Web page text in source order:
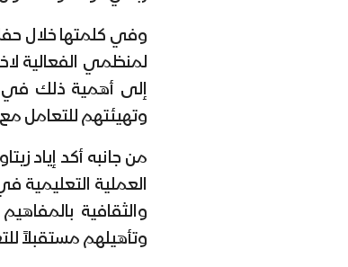
وفي كلمتها خلال
لمنظمي الفعالية
إلى أهمية ذلك في
وتهيئتهم للتعامل
من جانبه أكد إياد
العملية التعليمية
والثقافية
وتأهيلهم مستقبلاً